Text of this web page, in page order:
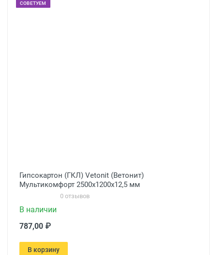
СОВЕТУЕМ
Гипсокартон (ГКЛ) Vetonit (Ветонит)
Мультикомфорт 2500х1200х12,5 мм
0 отзывов
В наличии
787,00 ₽
В корзину